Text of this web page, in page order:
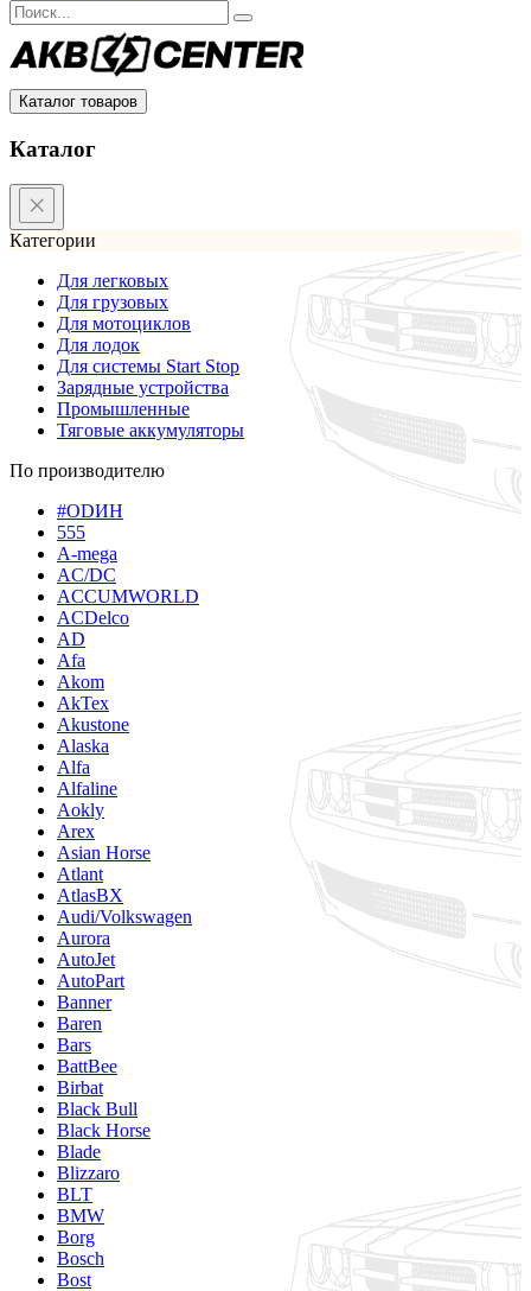
Каталог товаров
Каталог
Категории
Для легковых
Для грузовых
Для мотоциклов
Для лодок
Для системы Start Stop
Зарядные устройства
Промышленные
Тяговые аккумуляторы
По производителю
#ODИН
555
A-mega
AC/DC
ACCUMWORLD
ACDelco
AD
Afa
Akom
AkTex
Akustone
Alaska
Alfa
Alfaline
Aokly
Arex
Asian Horse
Atlant
AtlasBX
Audi/Volkswagen
Aurora
AutoJet
AutoPart
Banner
Baren
Bars
BattBee
Birbat
Black Bull
Black Horse
Blade
Blizzaro
BLT
BMW
Borg
Bosch
Bost